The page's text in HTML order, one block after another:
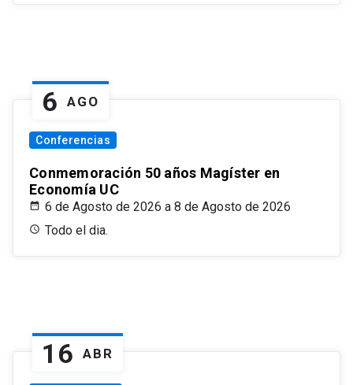
6 AGO
Conferencias
Conmemoración 50 años Magíster en
Economía UC
6 de Agosto de 2026 a 8 de Agosto de 2026
Todo el dia.
16 ABR